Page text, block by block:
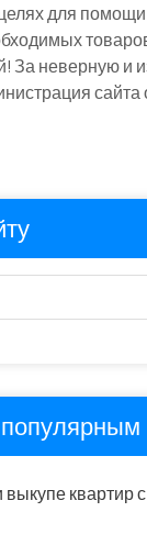
для
За неверную и
сайта
квартир с